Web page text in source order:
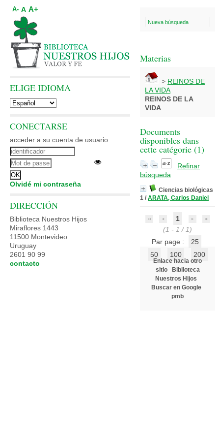
Nueva búsqueda
Materias
> REINOS DE
LA VIDA
REINOS DE LA
VIDA
Documents
disponibles dans
cette catégorie (1)
Refinar
búsqueda
Ciencias biológicas
1 / ARATA, Carlos Daniel
1
(1 - 1 / 1)
Par page :
25
50
100 200
Enlace hacia otro
sitio
Biblioteca
Nuestros Hijos
Buscar en Google
pmb
A- A A+
ELIGE IDIOMA
CONECTARSE
acceder a su cuenta de usuario
Olvidé mi contraseña
DIRECCIÓN
Biblioteca Nuestros Hijos
Miraflores 1443
11500 Montevideo
Uruguay
2601 90 99
contacto